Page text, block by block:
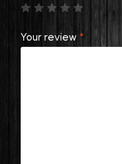
Your review *